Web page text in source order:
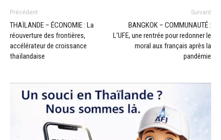
Précédent
THAÏLANDE – ÉCONOMIE : La
réouverture des frontières,
accélérateur de croissance
thaïlandaise
Suivant
BANGKOK – COMMUNAUTÉ :
L’UFE, une rentrée pour redonner le
moral aux français après la
pandémie